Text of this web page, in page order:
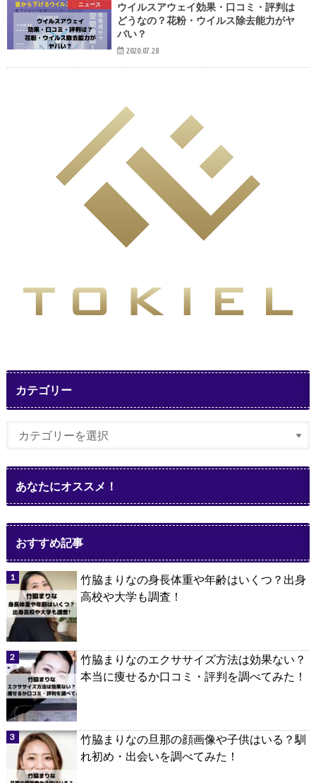
ニュース
ウイルスアウェイ効果・口コミ・評判は
どうなの？花粉・ウイルス除去能力がヤ
バい？
2020.07.28
カテゴリー
あなたにオススメ！
おすすめ記事
竹脇まりなの身長体重や年齢はいくつ？出身
高校や大学も調査！
竹脇まりなのエクササイズ方法は効果ない？
本当に痩せるか口コミ・評判を調べてみた！
竹脇まりなの旦那の顔画像や子供はいる？馴
れ初め・出会いを調べてみた！